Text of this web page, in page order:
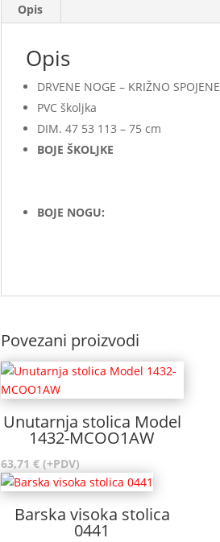
Opis
Opis
DRVENE NOGE – KRIŽNO SPOJENE
PVC školjka
DIM. 47 53 113 – 75 cm
BOJE ŠKOLJKE
BOJE NOGU:
Povezani proizvodi
Unutarnja stolica Model
1432-MCOO1AW
63,71 € (+PDV)
Barska visoka stolica
0441